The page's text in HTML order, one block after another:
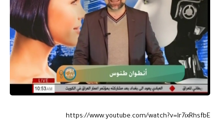
https://www.youtube.com/watch?v=lr7ixRhsfbE